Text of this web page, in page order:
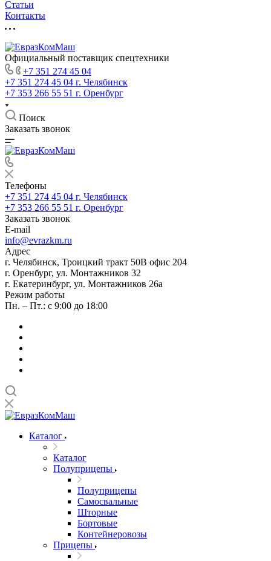
Статьи
Контакты
Официальный поставщик спецтехники
+7 351 274 45 04
+7 351 274 45 04 г. Челябинск
+7 353 266 55 51 г. Оренбург
Поиск
Заказать звонок
Телефоны
+7 351 274 45 04 г. Челябинск
+7 353 266 55 51 г. Оренбург
Заказать звонок
E-mail
info@evrazkm.ru
Адрес
г. Челябинск, Троицкий тракт 50В офис 204
г. Оренбург, ул. Монтажников 32
г. Екатеринбург, ул. Монтажников 26а
Режим работы
Пн. – Пт.: с 9:00 до 18:00
Каталог
Каталог
Полуприцепы
Полуприцепы
Самосвальные
Шторные
Бортовые
Контейнеровозы
Прицепы